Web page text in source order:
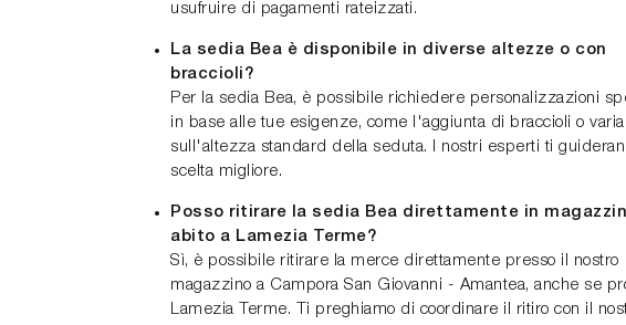
usufruire di pagamenti rateizzati.
La sedia Bea è disponibile in diverse altezze o con
braccioli?
Per la sedia Bea, è possibile richiedere personalizzazioni
in base alle tue esigenze, come l'aggiunta di braccioli o
sull'altezza standard della seduta. I nostri esperti ti
scelta migliore.
Posso ritirare la sedia Bea direttamente in
abito a Lamezia Terme?
Sì, è possibile ritirare la merce direttamente presso il nostro
magazzino a Campora San Giovanni - Amantea, anche se
Lamezia Terme. Ti preghiamo di coordinare il ritiro con il